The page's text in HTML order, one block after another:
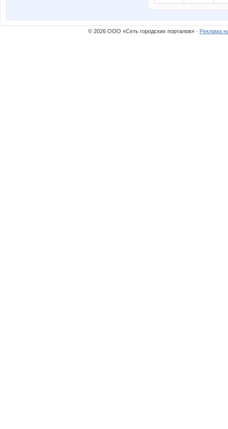
© 2026 ООО «Сеть городских порталов» · Реклама